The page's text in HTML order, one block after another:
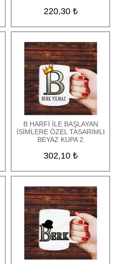
220,30 ₺
B HARFİ İLE BAŞLAYAN
İSİMLERE ÖZEL TASARIMLI
BEYAZ KUPA 2
302,10 ₺